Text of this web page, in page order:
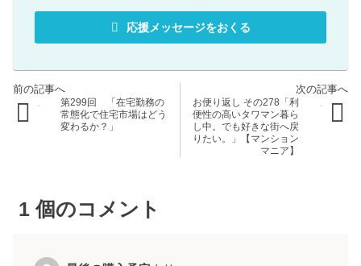
応援メッセージをおくる
第299回 「在宅勤務の
常態化で住宅市場はどう
変わるか？」
お便り返し その278「利
便性の高いタワマン暮ら
し中。でも好きな街へ戻
りたい。」【マンション
マニア】
1 個のコメント